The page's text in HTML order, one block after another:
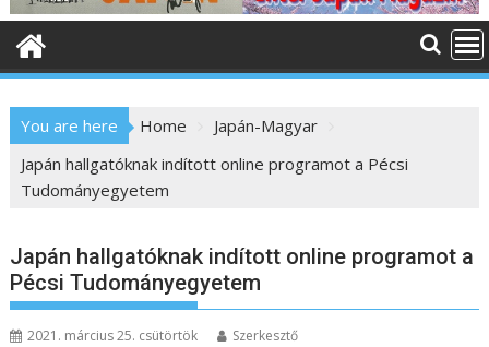
n
e
You are here Home
Japán-Magyar
Japán hallgatóknak indított online programot a Pécsi
Tudományegyetem
Japán hallgatóknak indított online programot a
Pécsi Tudományegyetem
2021. március 25. csütörtök Szerkesztő